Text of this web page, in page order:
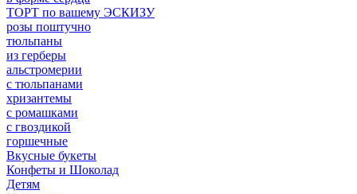
ТОРТ по вашему ЭСКИЗУ
розы поштучно
тюльпаны
из герберы
альстромерии
с тюльпанами
хризантемы
с ромашками
с гвоздикой
горшечные
Вкусные букеты
Конфеты и Шоколад
Детям